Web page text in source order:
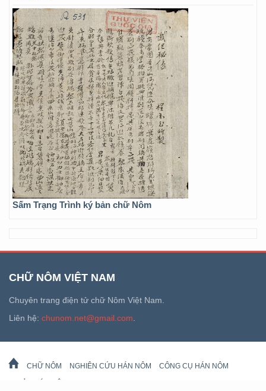
Sấm Trạng Trình ký bản chữ Nôm
CHỮ NÔM VIỆT NAM
Chuyên trang điện tử chữ Nôm Việt Nam.
Liên hệ: chunom.net@gmail.com
CHỮ NÔM NGHIÊN CỨU HÁN NÔM CÔNG CỤ HÁN NÔM